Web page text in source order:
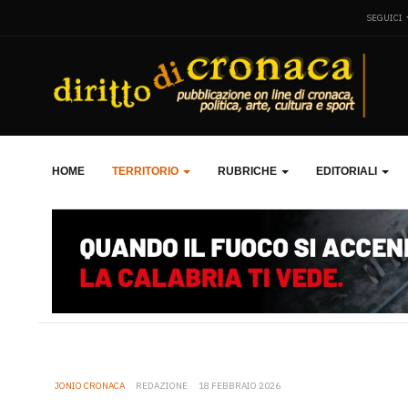
SEGUICI
HOME TERRITORIO RUBRICHE EDITORIALI
JONIO CRONACA REDAZIONE 18 FEBBRAIO 2026